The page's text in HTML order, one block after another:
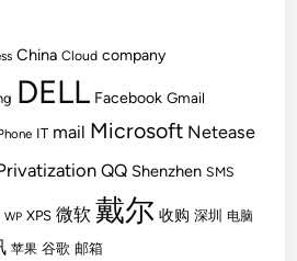
China Cloud company
DELL Facebook Gmail
IT mail Microsoft Netease
QQ Shenzhen SMS
WP XPS 微软 戴尔 收购 深圳 电脑
苹果 谷歌 邮箱